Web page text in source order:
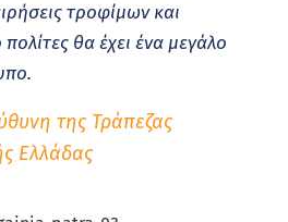
τροφίμων και
θα έχει ένα μεγάλο
της Τράπεζας
Ελλάδας